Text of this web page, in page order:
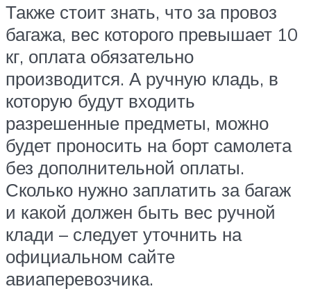
Также стоит знать, что за провоз
багажа, вес которого превышает 10
кг, оплата обязательно
производится. А ручную кладь, в
которую будут входить
разрешенные предметы, можно
будет проносить на борт самолета
без дополнительной оплаты.
Сколько нужно заплатить за багаж
и какой должен быть вес ручной
клади – следует уточнить на
официальном сайте
авиаперевозчика.